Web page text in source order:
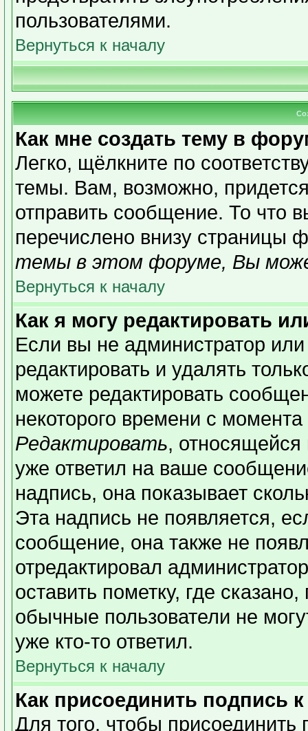
пользователями.
Вернуться к началу
Как мне создать тему в
Легко, щёлкните по
темы. Вам, возможно,
отправить сообщение. То что
перечислено внизу страницы
темы в этом форуме, Вы
Вернуться к началу
Как я могу редактировать
Если вы не администратор
редактировать и удалять
можете редактировать
некоторого времени с
Редактировать,
уже ответил на ваше
надпись, она показывает
Эта надпись не появляется,
сообщение, она также не
отредактировал
оставить пометку, где
обычные пользователи не
уже кто-то ответил.
Вернуться к началу
Как присоединить подпись
Для того, чтобы